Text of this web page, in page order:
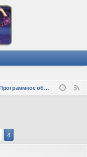
Программное обеспечение
4